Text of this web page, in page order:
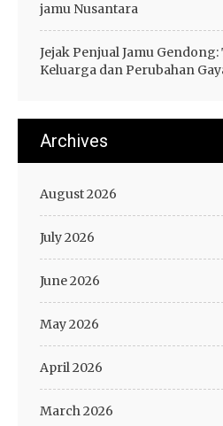
jamu Nusantara
Jejak Penjual Jamu Gendong:
Keluarga dan Perubahan
Archives
August 2026
July 2026
June 2026
May 2026
April 2026
March 2026